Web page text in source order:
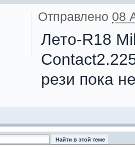
Отправлено 08
Лето-R18
рези пока